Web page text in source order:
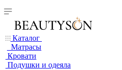
Каталог
Матрасы
Кровати
Подушки и одеяла